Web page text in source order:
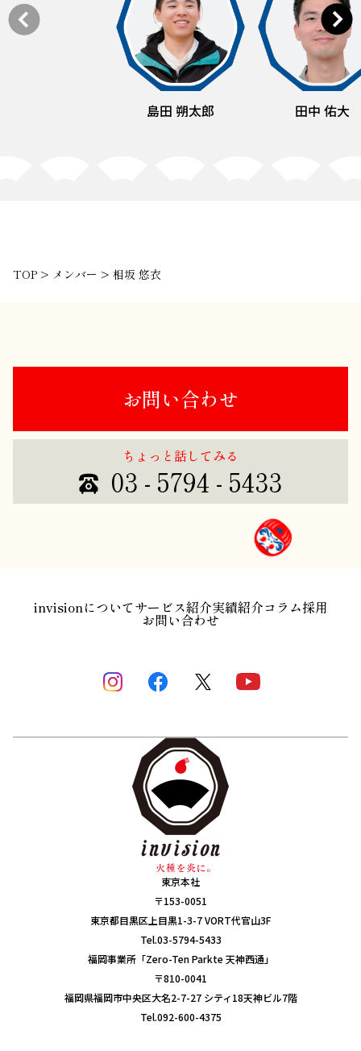
島田 朔太郎 田中 佑大
TOP > メンバー > 相坂 悠衣
お問い合わせ
ちょっと話してみる
03 - 5794 - 5433
invisionについてサービス紹介実績紹介コラム採用
お問い合わせ
東京本社
〒153-0051
東京都目黒区上目黒1-3-7 VORT代官山3F
Tel.03-5794-5433
福岡事業所「Zero-Ten Parkte 天神西通」
〒810-0041
福岡県福岡市中央区大名2-7-27 シティ18天神ビル7階
Tel.092-600-4375